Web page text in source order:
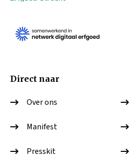
Direct naar
Over ons
Manifest
Presskit